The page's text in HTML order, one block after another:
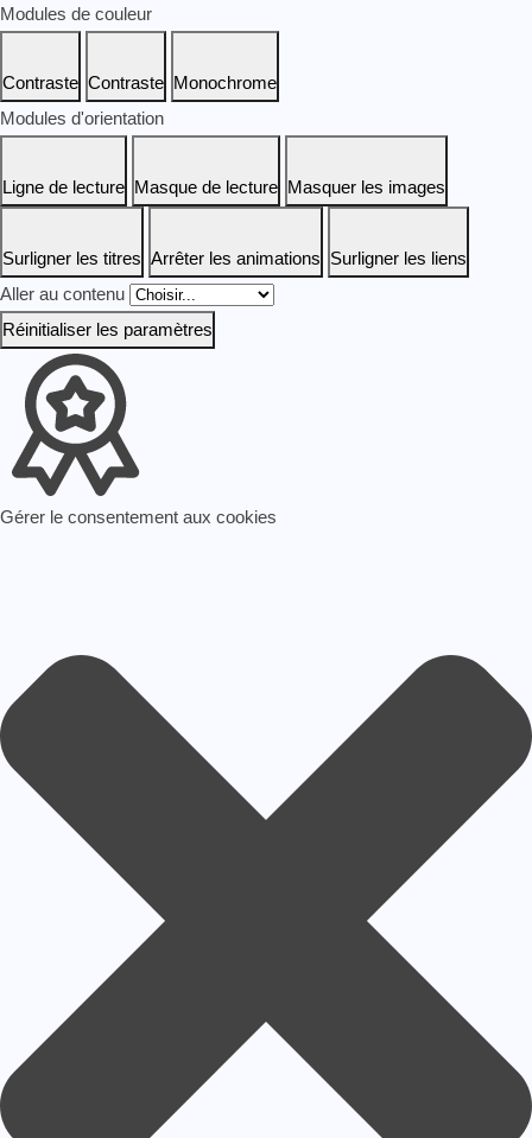
Modules de couleur
Contraste Contraste Monochrome
Modules d'orientation
Ligne de lecture Masque de lecture Masquer les images
Surligner les titres Arrêter les animations Surligner les liens
Aller au contenu
Réinitialiser les paramètres
Gérer le consentement aux cookies